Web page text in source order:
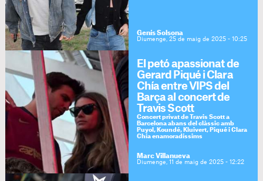
Genís Solsona
Diumenge, 25 de maig de 2025 - 10:25
El petó apassionat de
Gerard Piqué i Clara
Chía entre VIPS del
Barça al concert de
Travis Scott
Concert privat de Travis Scott a
Barcelona abans del clàssic amb
Puyol, Koundé, Kluivert, Piqué i Clara
Chía enamoradíssims
Marc Villanueva
Diumenge, 11 de maig de 2025 - 12:22